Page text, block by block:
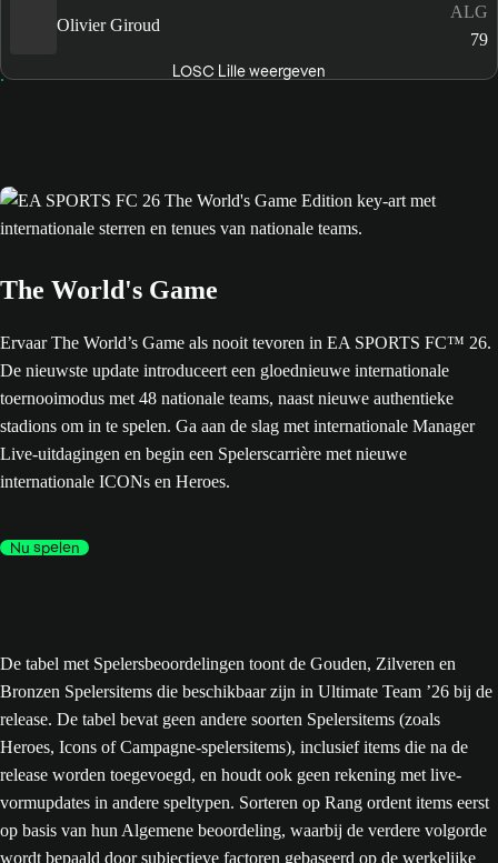
Olivier Giroud
ALG
79
LOSC Lille weergeven
The World's Game
Ervaar The World’s Game als nooit tevoren in EA SPORTS FC™ 26.
De nieuwste update introduceert een gloednieuwe internationale
toernooimodus met 48 nationale teams, naast nieuwe authentieke
stadions om in te spelen. Ga aan de slag met internationale Manager
Live-uitdagingen en begin een Spelerscarrière met nieuwe
internationale ICONs en Heroes.
Nu spelen
De tabel met Spelersbeoordelingen toont de Gouden, Zilveren en
Bronzen Spelersitems die beschikbaar zijn in Ultimate Team ’26 bij de
release. De tabel bevat geen andere soorten Spelersitems (zoals
Heroes, Icons of Campagne-spelersitems), inclusief items die na de
release worden toegevoegd, en houdt ook geen rekening met live-
vormupdates in andere speltypen. Sorteren op Rang ordent items eerst
op basis van hun Algemene beoordeling, waarbij de verdere volgorde
wordt bepaald door subjectieve factoren gebaseerd op de werkelijke